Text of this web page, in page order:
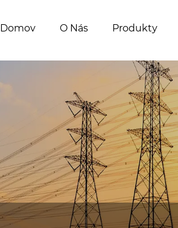
Domov O Nás Produkty